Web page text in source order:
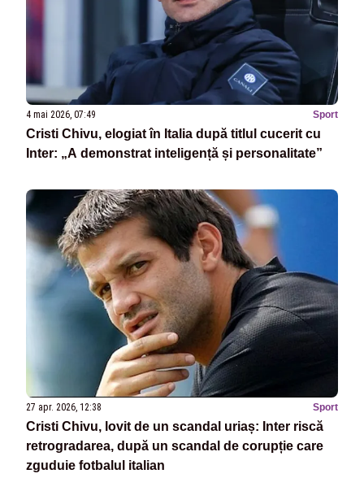
4 mai 2026, 07:49 Sport
Cristi Chivu, elogiat în Italia după titlul cucerit cu
Inter: „A demonstrat inteligență și personalitate”
27 apr. 2026, 12:38 Sport
Cristi Chivu, lovit de un scandal uriaș: Inter riscă
retrogradarea, după un scandal de corupție care
zguduie fotbalul italian